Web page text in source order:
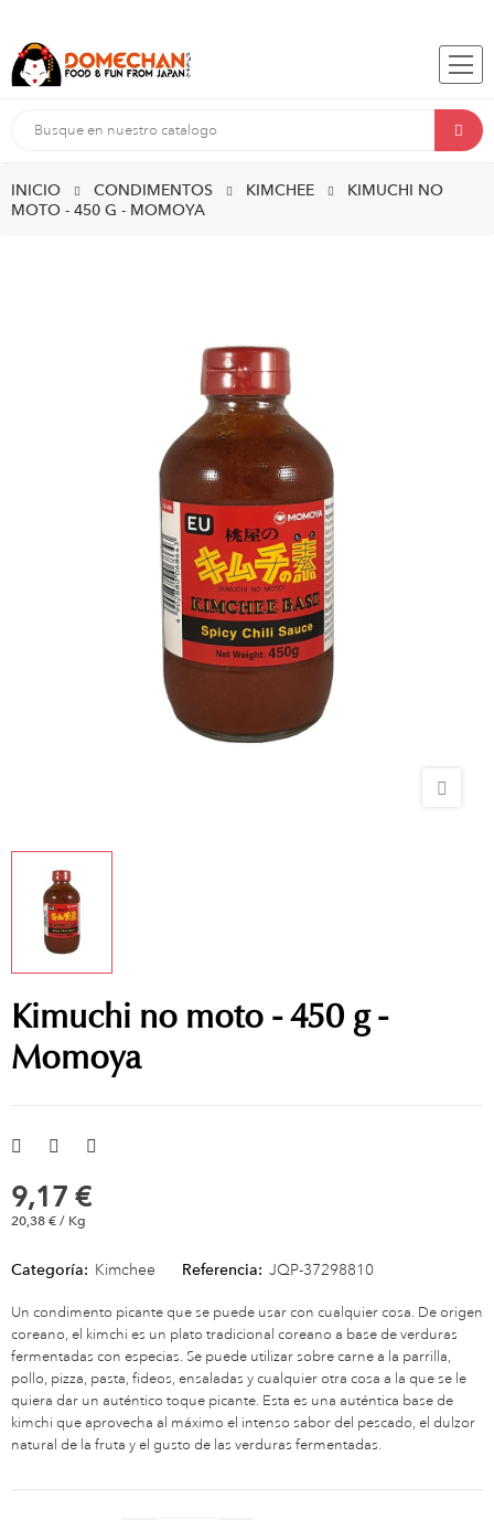
INICIO CONDIMENTOS KIMCHEE
KIMUCHI NO
MOTO - 450 G - MOMOYA
Kimuchi no moto - 450 g -
Momoya
9,17 €
20,38 € / Kg
Categoría: Kimchee Referencia: JQP-37298810
Un condimento picante que se puede usar con cualquier cosa. De origen
coreano, el kimchi es un plato tradicional coreano a base de verduras
fermentadas con especias. Se puede utilizar sobre carne a la parrilla,
pollo, pizza, pasta, fideos, ensaladas y cualquier otra cosa a la que se le
quiera dar un auténtico toque picante. Esta es una auténtica base de
kimchi que aprovecha al máximo el intenso sabor del pescado, el dulzor
natural de la fruta y el gusto de las verduras fermentadas.